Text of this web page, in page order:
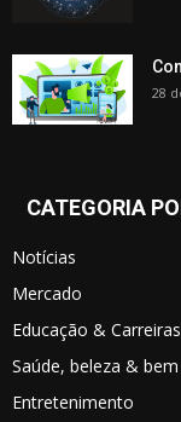
28
CATEGORIA
Notícias
Mercado
Educação & Carreiras
Saúde, beleza &
Entretenimento